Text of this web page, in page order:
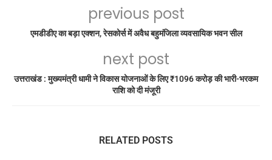
previous post
एमडीडीए का बड़ा एक्शन, रेसकोर्स में अवैध बहुमंजिला व्यवसायिक भवन सील
next post
उत्तराखंड : मुख्यमंत्री धामी ने विकास योजनाओं के लिए ₹1096 करोड़ की भारी-भरकम
राशि को दी मंजूरी
RELATED POSTS